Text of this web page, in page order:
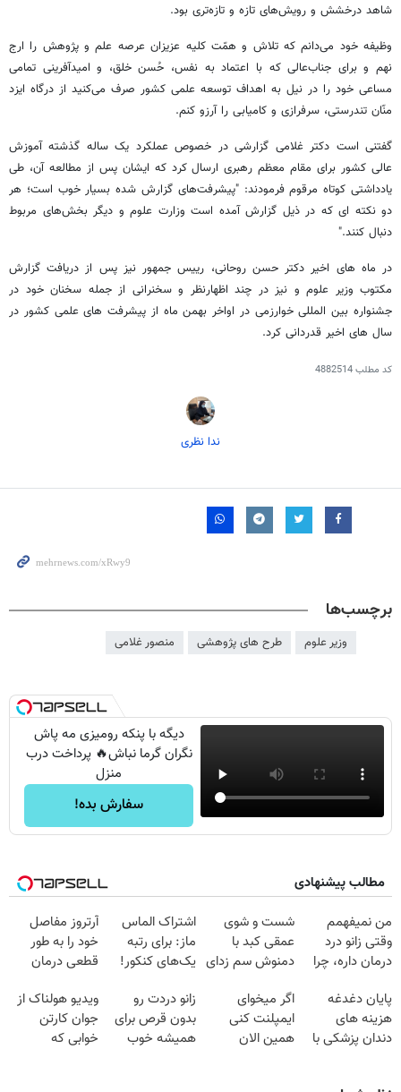
شاهد درخشش و رویش‌های تازه و تازه‌تری بود.
وظیفه خود می‌دانم که تلاش و همّت کلیه عزیزان عرصه علم و پژوهش را ارج
نهم و برای جناب‌عالی که با اعتماد به نفس، حُسن خلق، و امیدآفرینی تمامی
مساعی خود را در نیل به اهداف توسعه علمی کشور صرف می‌کنید از درگاه ایزد
منّان تندرستی، سرفرازی و کامیابی را آرزو کنم.
گفتنی است دکتر غلامی گزارشی در خصوص عملکرد یک ساله گذشته آموزش
عالی کشور برای مقام معظم رهبری ارسال کرد که ایشان پس از مطالعه آن، طی
یادداشتی کوتاه مرقوم فرمودند: "پیشرفت‌های گزارش شده بسیار خوب است؛ هر
دو نکته ای که در ذیل گزارش آمده است وزارت علوم و دیگر بخش‌های مربوط
دنبال کنند."
در ماه های اخیر دکتر حسن روحانی، رییس جمهور نیز پس از دریافت گزارش
مکتوب وزیر علوم و نیز در چند اظهارنظر و سخنرانی از جمله سخنان خود در
جشنواره بین المللی خوارزمی در اواخر بهمن ماه از پیشرفت های علمی کشور در
سال های اخیر قدردانی کرد.
کد مطلب4882514
ندا نظری
برچسب‌ها
وزیر علوم طرح های پژوهشی منصور غلامی
دیگه با پنکه رومیزی مه پاش
نگران گرما نباش🔥 پرداخت درب
منزل
سفارش بده!
مطالب پیشنهادی
من نمیفهمم
وقتی زانو درد
درمان داره، چرا
تحمل میکنی؟❗
شست و شوی
عمقی کبد با
دمنوش سم زدای
اشتراک الماس
ماز: برای رتبه
یک‌های کنکور!
آرتروز مفاصل
خود را به طور
قطعی درمان
◗پرسش‌نامه◖
پایان دغدغه
هزینه های
دندان پزشکی با
اگر میخوای
ایمپلنت کنی
همین الان
زانو دردت رو
بدون قرص برای
همیشه خوب
ویدیو هولناک از
جوان کارتن
خوابی که